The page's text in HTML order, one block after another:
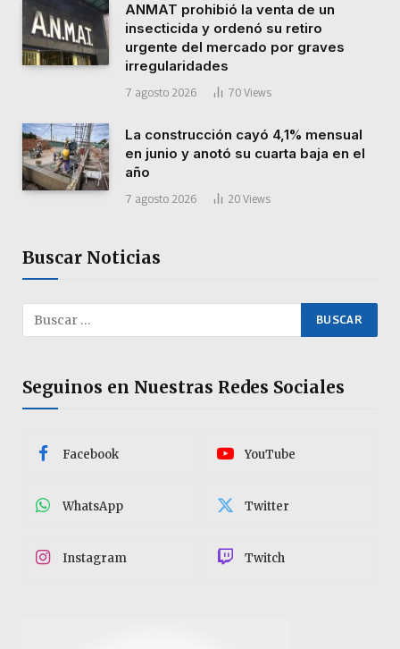
ANMAT prohibió la venta de un
insecticida y ordenó su retiro
urgente del mercado por graves
irregularidades
7 agosto 2026 70 Views
La construcción cayó 4,1% mensual
en junio y anotó su cuarta baja en el
año
7 agosto 2026 20 Views
Buscar Noticias
Seguinos en Nuestras Redes Sociales
Facebook YouTube
WhatsApp Twitter
Instagram Twitch